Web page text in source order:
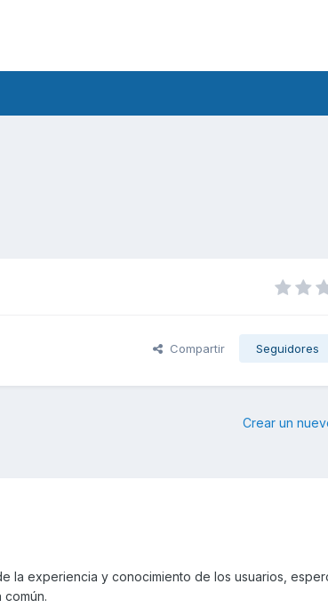
Compartir Seguidores
Crear un
la experiencia y conocimiento de los usuarios,